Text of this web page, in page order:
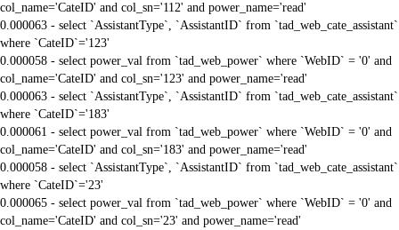
col_name='CateID' and col_sn='112' and power_name='read'
0.000063 - select `AssistantType`, `AssistantID` from `tad_web_cate_assistant`
where `CateID`='123'
0.000058 - select power_val from `tad_web_power` where `WebID` = '0' and
col_name='CateID' and col_sn='123' and power_name='read'
0.000063 - select `AssistantType`, `AssistantID` from `tad_web_cate_assistant`
where `CateID`='183'
0.000061 - select power_val from `tad_web_power` where `WebID` = '0' and
col_name='CateID' and col_sn='183' and power_name='read'
0.000058 - select `AssistantType`, `AssistantID` from `tad_web_cate_assistant`
where `CateID`='23'
0.000065 - select power_val from `tad_web_power` where `WebID` = '0' and
col_name='CateID' and col_sn='23' and power_name='read'